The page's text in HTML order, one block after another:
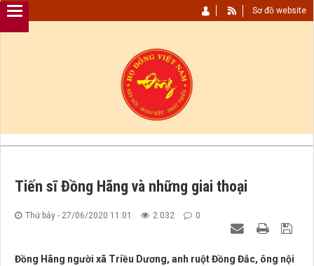
Sơ đồ website
Tiến sĩ Đồng Hãng và những giai thoại
Thứ bảy - 27/06/2020 11:01 2.032 0
Đồng Hãng người xã Triều Dương, anh ruột Đồng Đắc, ông nội